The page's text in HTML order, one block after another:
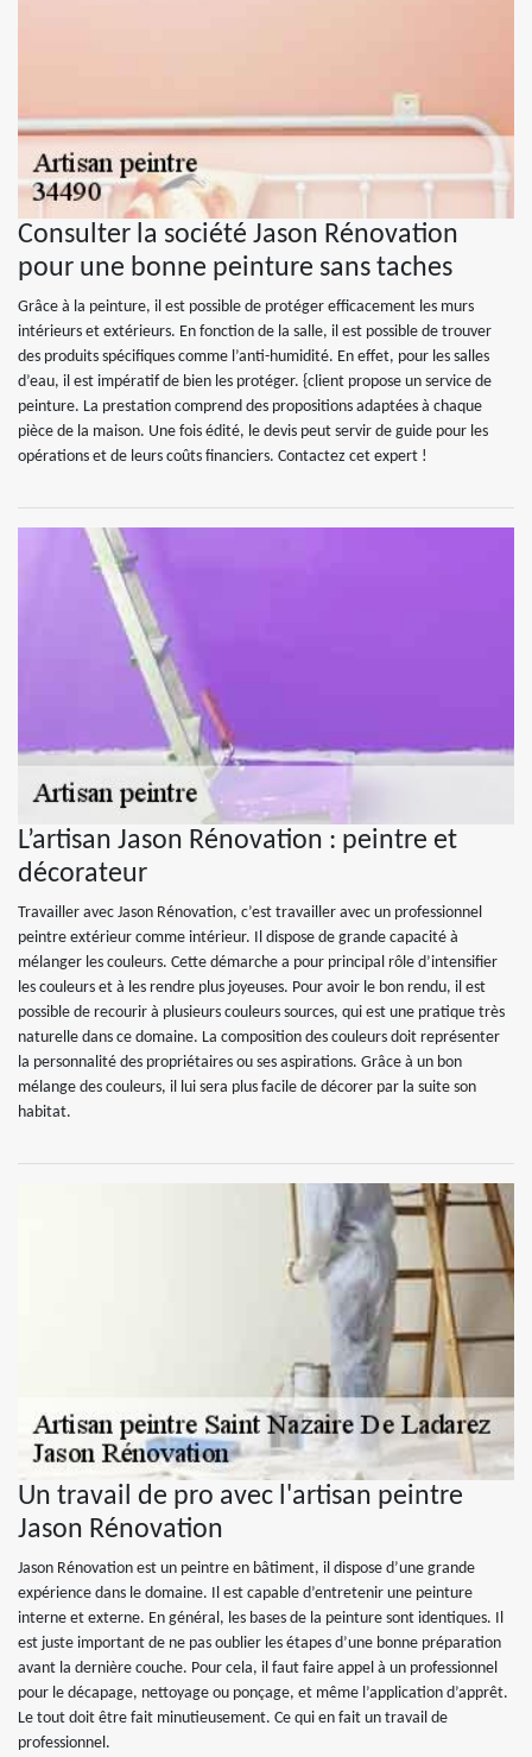
Consulter la société Jason Rénovation
pour une bonne peinture sans taches
Grâce à la peinture, il est possible de protéger efficacement les murs
intérieurs et extérieurs. En fonction de la salle, il est possible de trouver
des produits spécifiques comme l’anti-humidité. En effet, pour les salles
d’eau, il est impératif de bien les protéger. {client propose un service de
peinture. La prestation comprend des propositions adaptées à chaque
pièce de la maison. Une fois édité, le devis peut servir de guide pour les
opérations et de leurs coûts financiers. Contactez cet expert !
L’artisan Jason Rénovation : peintre et
décorateur
Travailler avec Jason Rénovation, c’est travailler avec un professionnel
peintre extérieur comme intérieur. Il dispose de grande capacité à
mélanger les couleurs. Cette démarche a pour principal rôle d’intensifier
les couleurs et à les rendre plus joyeuses. Pour avoir le bon rendu, il est
possible de recourir à plusieurs couleurs sources, qui est une pratique très
naturelle dans ce domaine. La composition des couleurs doit représenter
la personnalité des propriétaires ou ses aspirations. Grâce à un bon
mélange des couleurs, il lui sera plus facile de décorer par la suite son
habitat.
Un travail de pro avec l'artisan peintre
Jason Rénovation
Jason Rénovation est un peintre en bâtiment, il dispose d’une grande
expérience dans le domaine. Il est capable d’entretenir une peinture
interne et externe. En général, les bases de la peinture sont identiques. Il
est juste important de ne pas oublier les étapes d’une bonne préparation
avant la dernière couche. Pour cela, il faut faire appel à un professionnel
pour le décapage, nettoyage ou ponçage, et même l’application d’apprêt.
Le tout doit être fait minutieusement. Ce qui en fait un travail de
professionnel.